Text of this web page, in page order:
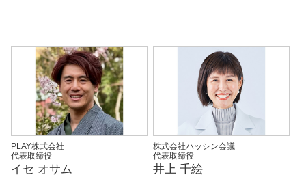
PLAY株式会社
代表取締役
イセ オサム
株式会社ハッシン会議
代表取締役
井上 千絵